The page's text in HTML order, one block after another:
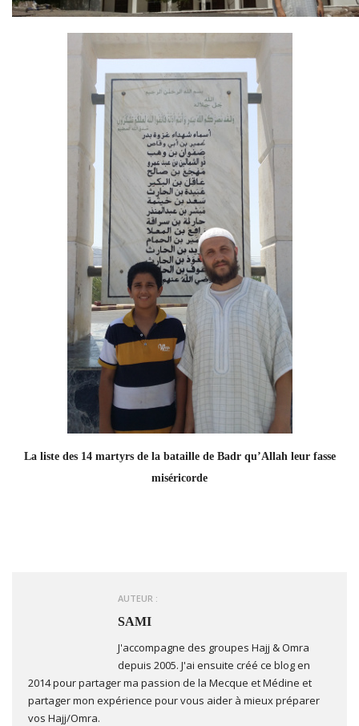
La liste des 14 martyrs de la bataille de Badr qu’Allah leur fasse
miséricorde
AUTEUR :
SAMI
J'accompagne des groupes Hajj & Omra
depuis 2005. J'ai ensuite créé ce blog en
2014 pour partager ma passion de la Mecque et Médine et
partager mon expérience pour vous aider à mieux préparer
vos Hajj/Omra.